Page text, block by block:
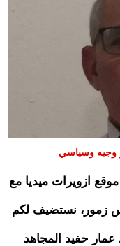
وجيه وسياسي
ازويرات ميديا مع
زمور، نستضيف لكم
حفيد المجاهد